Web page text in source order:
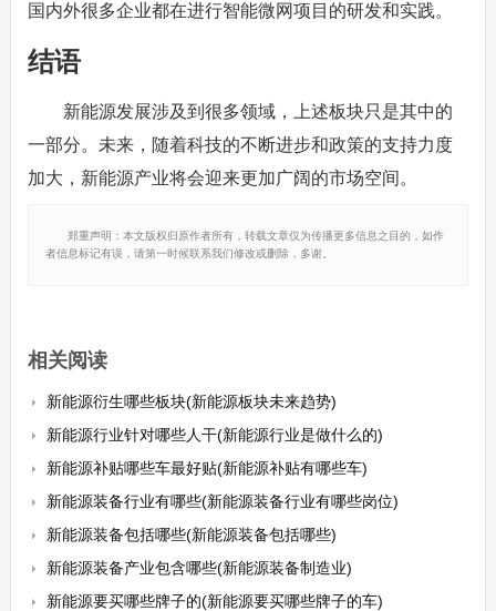
国内外很多企业都在进行智能微网项目的研发和实践。
结语
新能源发展涉及到很多领域，上述板块只是其中的
一部分。未来，随着科技的不断进步和政策的支持力度
加大，新能源产业将会迎来更加广阔的市场空间。
郑重声明：本文版权归原作者所有，转载文章仅为传播更多信息之目的，如作
者信息标记有误，请第一时候联系我们修改或删除，多谢。
相关阅读
新能源衍生哪些板块(新能源板块未来趋势)
新能源行业针对哪些人干(新能源行业是做什么的)
新能源补贴哪些车最好贴(新能源补贴有哪些车)
新能源装备行业有哪些(新能源装备行业有哪些岗位)
新能源装备包括哪些(新能源装备包括哪些)
新能源装备产业包含哪些(新能源装备制造业)
新能源要买哪些牌子的(新能源要买哪些牌子的车)